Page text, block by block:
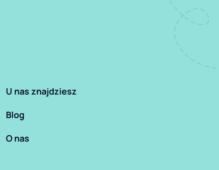
U nas znajdziesz
Blog
O nas